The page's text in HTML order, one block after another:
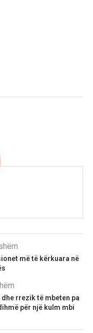
më të kërkuara në
rrezik të mbeten pa
për një kulm mbi